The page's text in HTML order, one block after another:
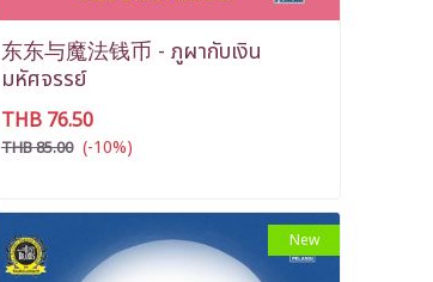
东东与魔法钱币 - ภูผากับเงิน
มหัศจรรย์
THB 76.50
THB 85.00 (-10%)
New